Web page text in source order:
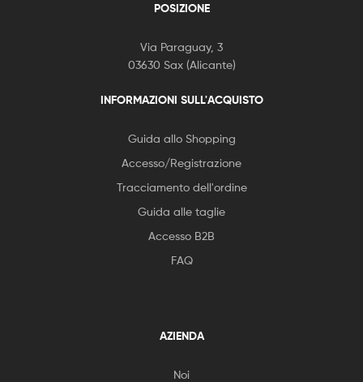
POSIZIONE
Via Paraguay, 3
03630 Sax (Alicante)
INFORMAZIONI SULL'ACQUISTO
Guida allo Shopping
Accesso/Registrazione
Tracciamento dell'ordine
Guida alle taglie
Accesso B2B
FAQ
AZIENDA
Noi